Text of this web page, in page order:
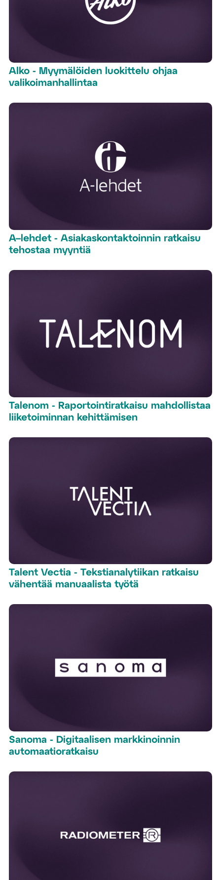
Alko - Myymälöiden luokittelu ohjaa
valikoimanhallintaa
A–lehdet - Asiakaskontaktoinnin ratkaisu
tehostaa myyntiä
Talenom - Raportointiratkaisu mahdollistaa
liiketoiminnan kehittämisen
Talent Vectia - Tekstianalytiikan ratkaisu
vähentää manuaalista työtä
Sanoma - Digitaalisen markkinoinnin
automaatioratkaisu